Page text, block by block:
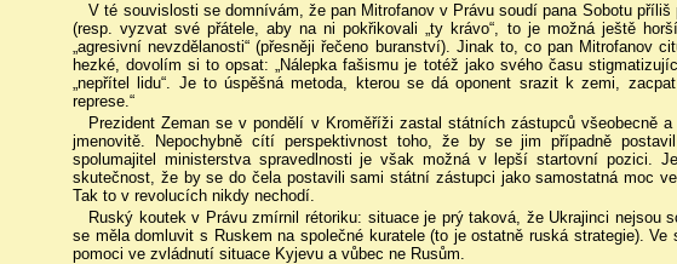
V té souvislosti se domnívám, že pan Mitrofanov v Právu soudí pana Sobotu příliš
(resp. vyzvat své přátele, aby na ni pokřikovali „ty krávo“, to je možná ještě
„agresivní nevzdělanosti“ (přesněji řečeno buranství). Jinak to, co pan Mitrofanov
hezké, dovolím si to opsat: „Nálepka fašismu je totéž jako svého času
„nepřítel lidu“. Je to úspěšná metoda, kterou se dá oponent srazit k zemi,
represe.“
Prezident Zeman se v pondělí v Kroměříži zastal státních zástupců všeobecně
jmenovitě. Nepochybně cítí perspektivnost toho, že by se jim případně
spolumajitel ministerstva spravedlnosti je však možná v lepší startovní pozici.
skutečnost, že by se do čela postavili sami státní zástupci jako samostatná moc
Tak to v revolucích nikdy nechodí.
Ruský koutek v Právu zmírnil rétoriku: situace je prý taková, že Ukrajinci nejsou
se měla domluvit s Ruskem na společné kuratele (to je ostatně ruská strategie). Ve
pomoci ve zvládnutí situace Kyjevu a vůbec ne Rusům.